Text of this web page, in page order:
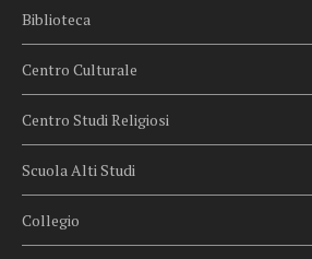
Biblioteca
Centro Culturale
Centro Studi Religiosi
Scuola Alti Studi
Collegio